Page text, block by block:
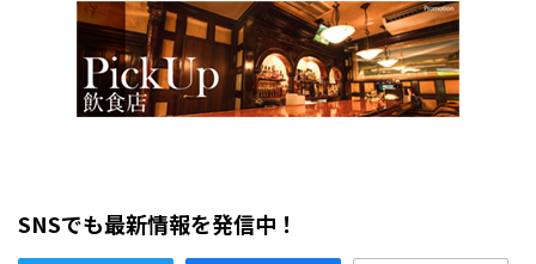
SNSでも最新情報を発信中！